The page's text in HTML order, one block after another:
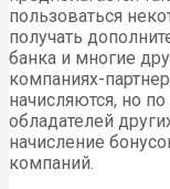
пользоваться
получать
банка и многие
компаниях-
начисляются, но
обладателей
начисление
компаний.